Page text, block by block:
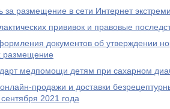
за размещение в сети Интернет
прививок и правовые
документов об утверждении
размещение
медпомощи детям при сахарном
продажи и доставки
2021 года